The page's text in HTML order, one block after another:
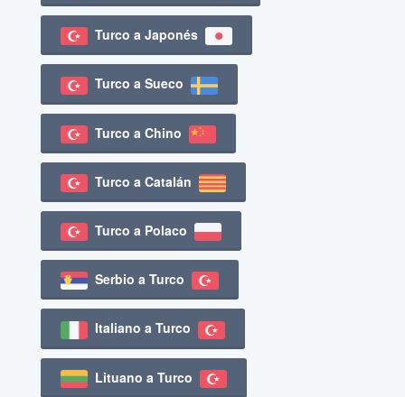
Turco a Japonés
Turco a Sueco
Turco a Chino
Turco a Catalán
Turco a Polaco
Serbio a Turco
Italiano a Turco
Lituano a Turco